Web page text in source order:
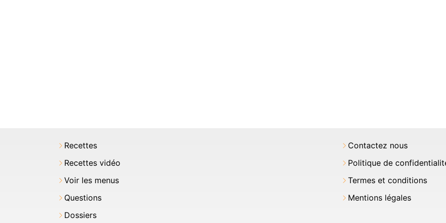
Recettes
Recettes vidéo
Voir les menus
Questions
Dossiers
Contactez nous
Politique de
Termes et conditions
Mentions légales